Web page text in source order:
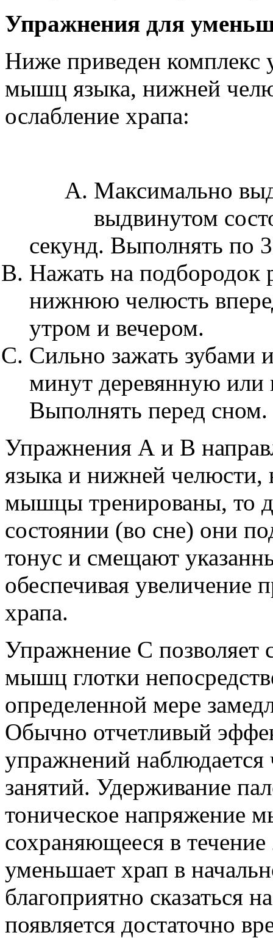
Упражнения для
Ниже приведен комплекс
мышц языка, нижней
ослабление храпа:
Максимально
выдвинутом
секунд. Выполнять по
Нажать на подбородок
нижнюю челюсть
утром и вечером.
Сильно зажать зубами
минут деревянную или
Выполнять перед сном.
Упражнения А и B
языка и нижней
мышцы тренированы, то
состоянии (во сне) они
тонус и смещают
обеспечивая увеличение
храпа.
Упражнение C позволяет
мышц глотки
определенной мере
Обычно отчетливый
упражнений наблюдается
занятий. Удерживание
тоническое напряжение
сохраняющееся в
уменьшает храп в
благоприятно сказаться
появляется достаточно